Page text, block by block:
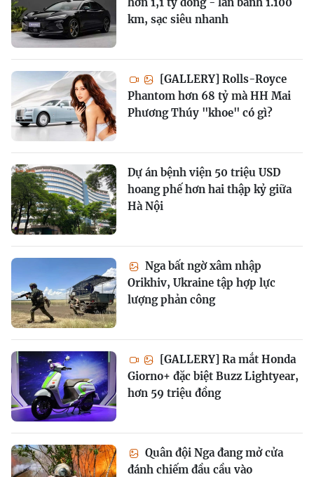
km, sạc siêu nhanh
[GALLERY] Rolls-Royce
Phantom hơn 68 tỷ mà HH Mai
Phương Thúy "khoe" có gì?
Dự án bệnh viện 50 triệu USD
hoang phế hơn hai thập kỷ giữa
Hà Nội
Nga bất ngờ xâm nhập
Orikhiv, Ukraine tập hợp lực
lượng phản công
[GALLERY] Ra mắt Honda
Giorno+ đặc biệt Buzz Lightyear,
hơn 59 triệu đồng
Quân đội Nga đang mở cửa
đánh chiếm đầu cầu vào